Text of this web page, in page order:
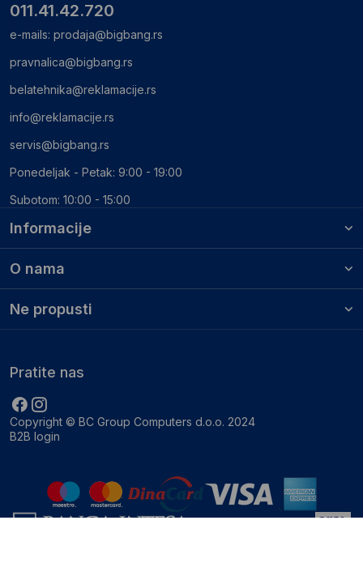
Informacije
O nama
Ne propusti
011.41.42.720
e-mails: prodaja@bigbang.rs
pravnalica@bigbang.rs
belatehnika@reklamacije.rs
info@reklamacije.rs
servis@bigbang.rs
Ponedeljak - Petak: 9:00 - 19:00
Subotom: 10:00 - 15:00
Copyright © BC Group Computers d.o.o. 2024
B2B login
Pratite nas